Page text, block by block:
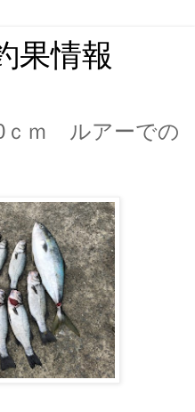
果情報
ｍ ルアーでの